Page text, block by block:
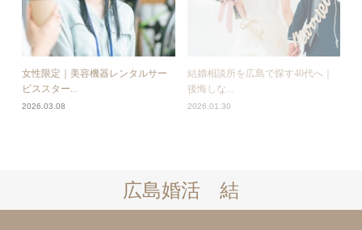
女性限定｜美容機器レンタルサー
ビススター...
2026.03.08
結婚相談所を広島で探す40代へ｜
後悔しな...
2026.01.30
広島婚活 結